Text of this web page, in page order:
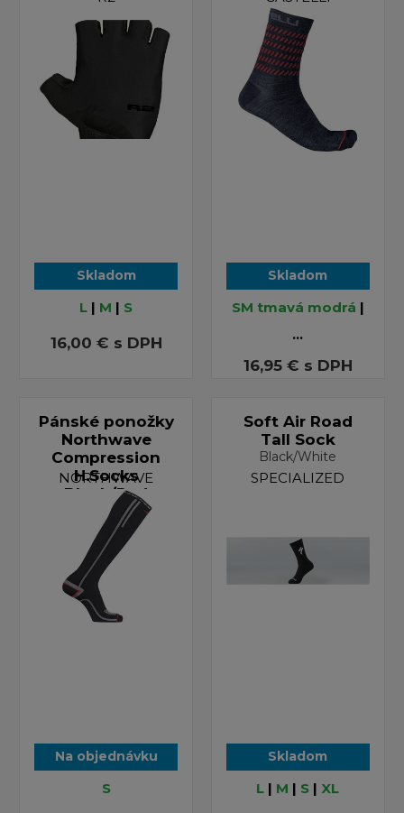
Skladom
L | M | S
16,00 € s DPH
Skladom
SM tmavá modrá |
...
16,95 € s DPH
Pánské ponožky
Northwave
Compression
H.Socks
Black/Red
NORTHWAVE
Na objednávku
S
Soft Air Road
Tall Sock
Black/White
SPECIALIZED
Skladom
L | M | S | XL